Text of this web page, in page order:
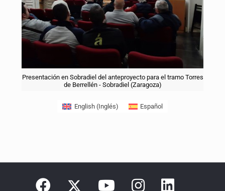
Presentación en Sobradiel del anteproyecto para el tramo Torres
de Berrellén - Sobradiel (Zaragoza)
English(Inglés) Español